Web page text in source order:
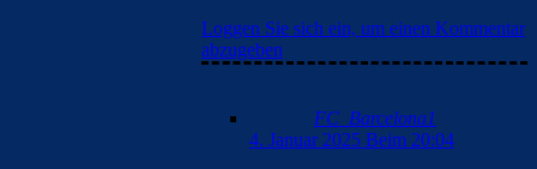
Loggen Sie sich ein, um einen Kommentar
abzugeben
FC_Barcelona1
4. Januar 2025 Beim 20:04